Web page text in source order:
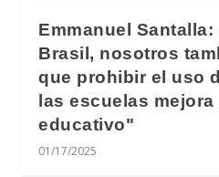
Emmanuel
Brasil, nosotros
que prohibir el uso
las escuelas
educativo"
01/17/2025